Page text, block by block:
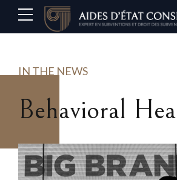
IN THE NEWS
Behavioral